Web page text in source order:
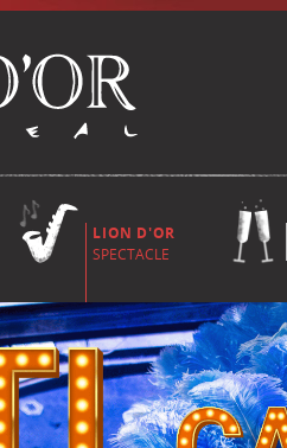
LION D'OR
SPECTACLE